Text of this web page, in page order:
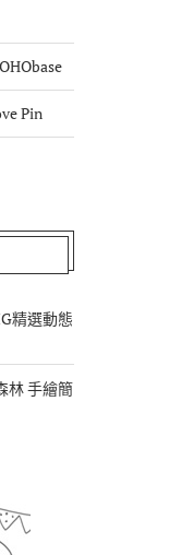
Pin
精選動態
林 手繪簡